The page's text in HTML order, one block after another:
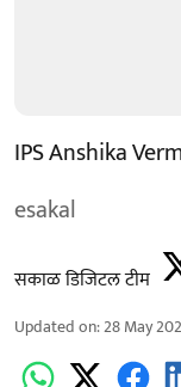
IPS Anshika
esakal
सकाळ डिजिटल टीम
Updated on:28 May